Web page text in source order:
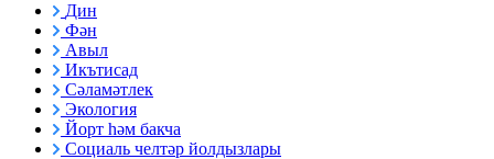
Дин
Фән
Авыл
Икътисад
Сәламәтлек
Экология
Йорт һәм бакча
Социаль челтәр йолдызлары